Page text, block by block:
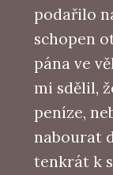
podařilo
schopen
pána ve
mi sdělil,
peníze,
nabourat
tenkrát k